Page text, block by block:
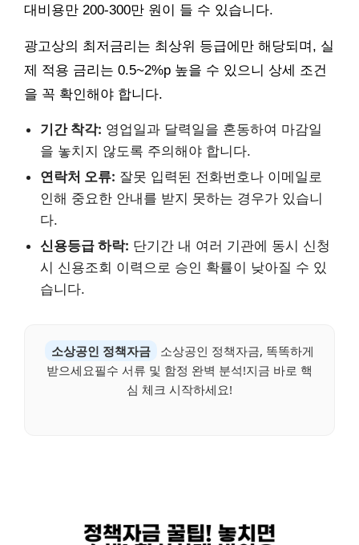
대비용만 200-300만 원이 들 수 있습니다.
광고상의 최저금리는 최상위 등급에만 해당되며, 실
제 적용 금리는 0.5~2%p 높을 수 있으니 상세 조건
을 꼭 확인해야 합니다.
기간 착각: 영업일과 달력일을 혼동하여 마감일
을 놓치지 않도록 주의해야 합니다.
연락처 오류: 잘못 입력된 전화번호나 이메일로
인해 중요한 안내를 받지 못하는 경우가 있습니
다.
신용등급 하락: 단기간 내 여러 기관에 동시 신청
시 신용조회 이력으로 승인 확률이 낮아질 수 있
습니다.
소상공인 정책자금
소상공인 정책자금, 똑똑하게
받으세요필수 서류 및 함정 완벽 분석!지금 바로 핵
심 체크 시작하세요!